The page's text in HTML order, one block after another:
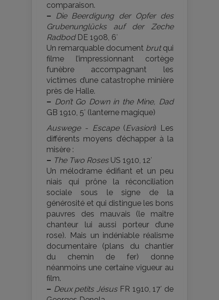
comparaison.
– Die Beerdigung der Opfer des
Grubenunglücks auf der Zeche
RadbodDE 1908, 6′
Un remarquable document brutqui
filme l’impressionnant cortège
funèbre accompagnant les
victimes d’une catastrophe minière
près de Halle.
– Don’t Go Down in the Mine, Dad
GB 1910, 5′ (lanterne magique)
Auswege - Escape (Evasion) Les
différents moyens d’échapper à la
misère :
– The Two RosesUS 1910, 12′
Un mélodrame édifiant et un peu
niais qui prône la réconciliation
sociale sous le signe de la
générosité et qui distingue les bons
pauvres des mauvais (le maître
chanteur lui aussi porteur d’une
rose). Mais un indéniable réalisme
documentaire (plans du chantier
du chemin de fer) donne
néanmoins une certaine vigueur au
film.
– Deux petits JésusFR 1910, 17′ de